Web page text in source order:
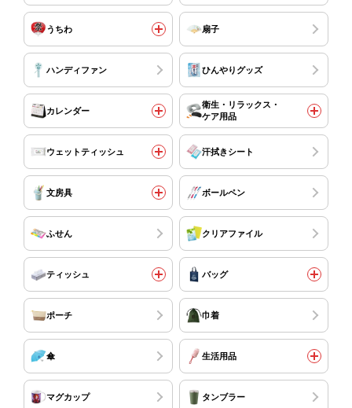
うちわ 扇子
ハンディファン ひんやりグッズ
カレンダー
衛生・リラックス・
ケア用品
ウェットティッシュ 汗拭きシート
文房具 ボールペン
ふせん クリアファイル
ティッシュ バッグ
ポーチ 巾着
傘 生活用品
マグカップ タンブラー